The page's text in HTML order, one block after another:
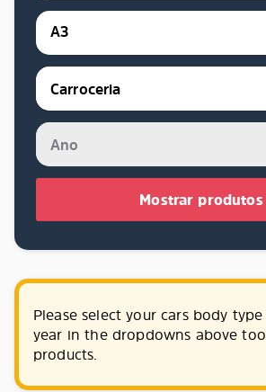
A3
Mostrar produtos
Please select your cars body
year in the dropdowns above
products.